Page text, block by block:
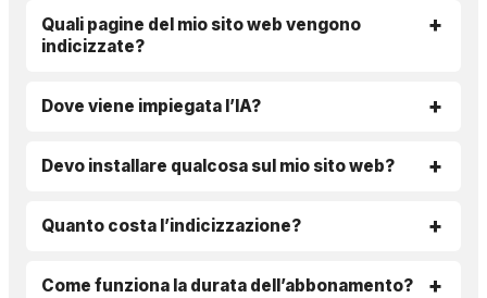
Quali pagine del mio sito web vengono
indicizzate?
Dove viene impiegata l’IA?
Devo installare qualcosa sul mio sito web?
Quanto costa l’indicizzazione?
Come funziona la durata dell’abbonamento?